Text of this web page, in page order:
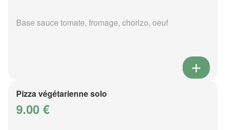
Base sauce tomate, fromage, chorizo, oeuf
Pizza végétarienne solo
9.00 €